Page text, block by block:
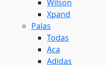
Wilson
Xpand
Palas
Todas
Aca
Adidas